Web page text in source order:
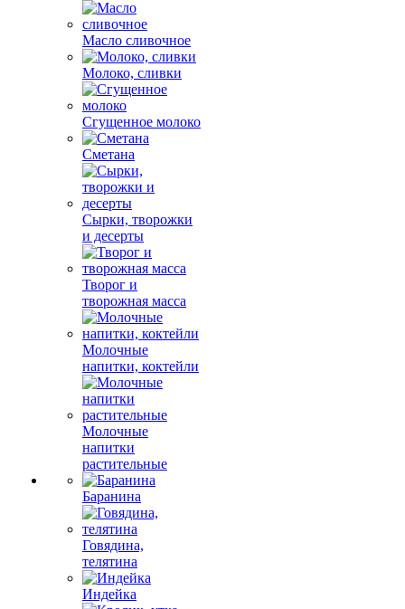
Масло сливочное
Молоко, сливки
Сгущенное молоко
Сметана
Сырки, творожки
и десерты
Творог и
творожная масса
Молочные
напитки, коктейли
Молочные
напитки
растительные
Баранина
Говядина,
телятина
Индейка